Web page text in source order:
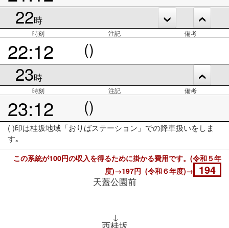
22時
時刻 注記 備考
22:12 ()
23時
時刻 注記 備考
23:12 ()
( )印は桂坂地域「おりばステーション」での降車扱いをしま
す｡
この系統が100円の収入を得るために掛かる費用です。(令和５年
度)→197円 (令和６年度)→
194
天蓋公園前
↓
西桂坂